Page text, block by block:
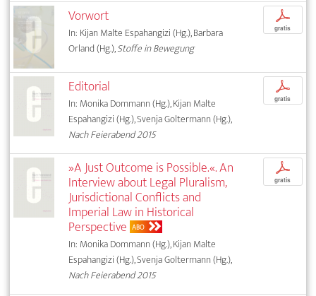
Vorwort
In: Kijan Malte Espahangizi (Hg.), Barbara
Orland (Hg.),Stoffe in Bewegung
p
gratis
Editorial
In: Monika Dommann (Hg.), Kijan Malte
Espahangizi (Hg.), Svenja Goltermann (Hg.),
Nach Feierabend 2015
p
gratis
»A Just Outcome is Possible.«. An
Interview about Legal Pluralism,
Jurisdictional Conflicts and
Imperial Law in Historical
Perspective ABO
In: Monika Dommann (Hg.), Kijan Malte
Espahangizi (Hg.), Svenja Goltermann (Hg.),
Nach Feierabend 2015
p
gratis